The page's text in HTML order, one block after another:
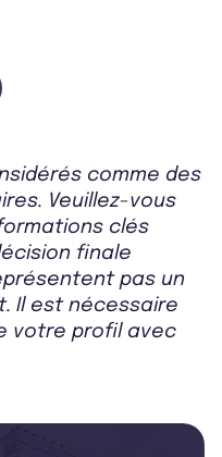
comme des
Veuillez-vous
clés
finale
pas un
Il est nécessaire
votre profil avec